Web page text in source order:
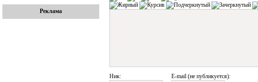
Реклама
Ник: E-mail (не публикуется):